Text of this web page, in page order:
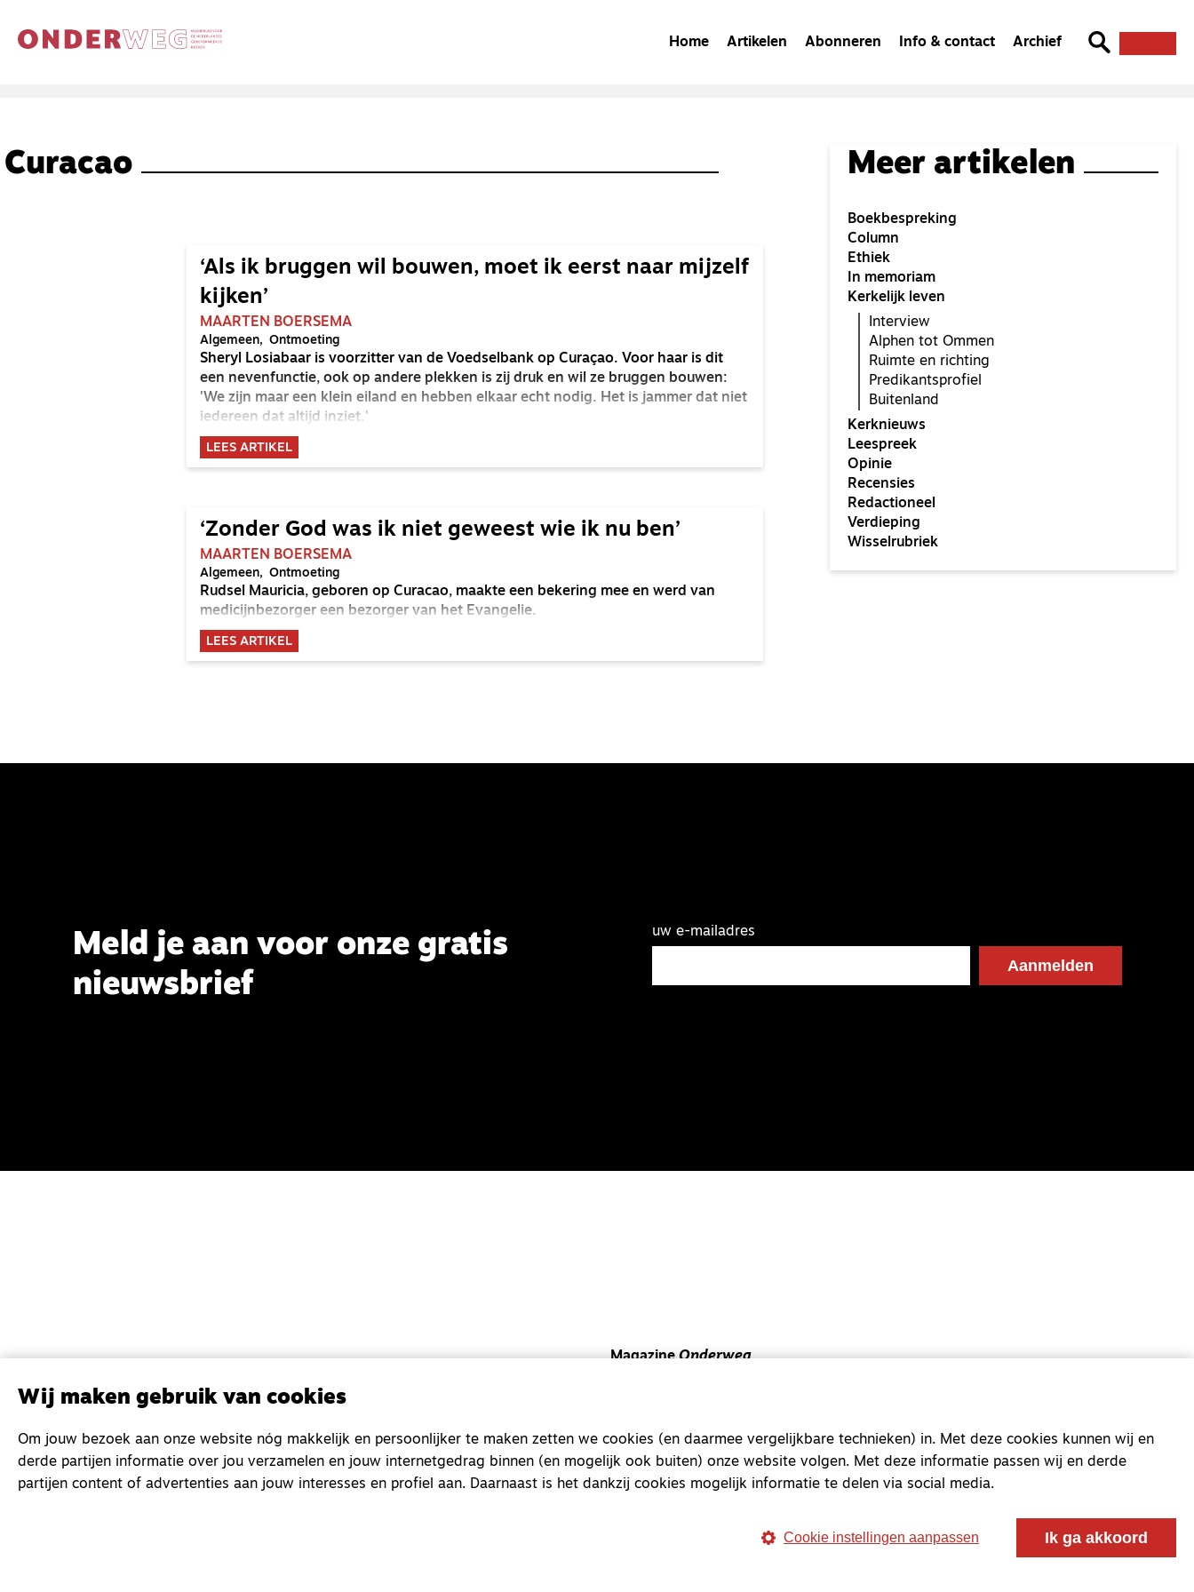
Home Artikelen Abonneren Info & contact Archief
Curacao
‘Als ik bruggen wil bouwen, moet ik eerst naar mijzelf
kijken’
MAARTEN BOERSEMA
Algemeen Ontmoeting
Sheryl Losiabaar is voorzitter van de Voedselbank op Curaçao. Voor haar is dit
een nevenfunctie, ook op andere plekken is zij druk en wil ze bruggen bouwen:
'We zijn maar een klein eiland en hebben elkaar echt nodig. Het is jammer dat niet
iedereen dat altijd inziet.'
LEES ARTIKEL
‘Zonder God was ik niet geweest wie ik nu ben’
MAARTEN BOERSEMA
Algemeen Ontmoeting
Rudsel Mauricia, geboren op Curacao, maakte een bekering mee en werd van
medicijnbezorger een bezorger van het Evangelie.
LEES ARTIKEL
Meer artikelen
Boekbespreking
Column
Ethiek
In memoriam
Kerkelijk leven
Interview
Alphen tot Ommen
Ruimte en richting
Predikantsprofiel
Buitenland
Kerknieuws
Leespreek
Opinie
Recensies
Redactioneel
Verdieping
Wisselrubriek
Meld je aan voor onze gratis
nieuwsbrief
uw e-mailadres
MagazineOnderweg
MagazineOnderweg
Kvk-nummer 33277063
info@onderwegonline.nl
Wij maken gebruik van cookies
Om jouw bezoek aan onze website nóg makkelijk en persoonlijker te maken zetten we cookies (en daarmee vergelijkbare technieken) in. Met deze cookies kunnen wij en
derde partijen informatie over jou verzamelen en jouw internetgedrag binnen (en mogelijk ook buiten) onze website volgen. Met deze informatie passen wij en derde
partijen content of advertenties aan jouw interesses en profiel aan. Daarnaast is het dankzij cookies mogelijk informatie te delen via social media.
Cookie instellingen aanpassen Ik ga akkoord